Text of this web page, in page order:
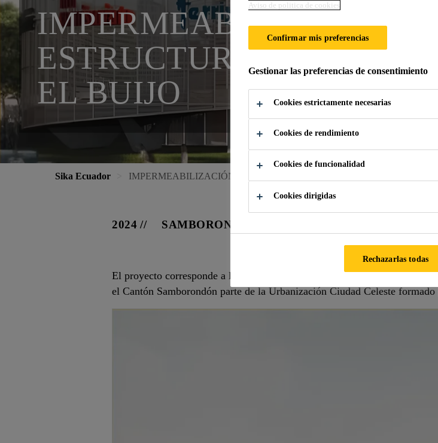
IMPERMEABILIZACIÓN
ESTRUCTURAS
EL BUIJO
Sika Ecuador IMPERMEABILIZACIÓN DE CIMENTACIÓN Y ESTRUCTURAS
2024 SAMBORONDÓN - ECUADOR
El proyecto corresponde a la construcción del nuevo Centro Comercial
el Cantón Samborondón parte de la Urbanización Ciudad Celeste
Aviso de politica de cookies
Confirmar mis preferencias
Gestionar las preferencias de consentimiento
Cookies estrictamente necesarias
Cookies de rendimiento
Cookies de funcionalidad
Cookies dirigidas
Rechazarlas todas